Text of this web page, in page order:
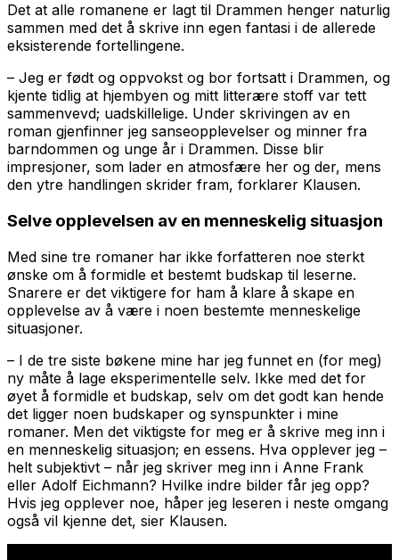
Det at alle romanene er lagt til Drammen henger naturlig
sammen med det å skrive inn egen fantasi i de allerede
eksisterende fortellingene.
– Jeg er født og oppvokst og bor fortsatt i Drammen, og
kjente tidlig at hjembyen og mitt litterære stoff var tett
sammenvevd; uadskillelige. Under skrivingen av en
roman gjenfinner jeg sanseopplevelser og minner fra
barndommen og unge år i Drammen. Disse blir
impresjoner, som lader en atmosfære her og der, mens
den ytre handlingen skrider fram, forklarer Klausen.
Selve opplevelsen av en menneskelig situasjon
Med sine tre romaner har ikke forfatteren noe sterkt
ønske om å formidle et bestemt budskap til leserne.
Snarere er det viktigere for ham å klare å skape en
opplevelse av å være i noen bestemte menneskelige
situasjoner.
– I de tre siste bøkene mine har jeg funnet en (for meg)
ny måte å lage eksperimentelle selv. Ikke med det for
øyet å formidle et budskap, selv om det godt kan hende
det ligger noen budskaper og synspunkter i mine
romaner. Men det viktigste for meg er å skrive meg inn i
en menneskelig situasjon; en essens. Hva opplever jeg –
helt subjektivt – når jeg skriver meg inn i Anne Frank
eller Adolf Eichmann? Hvilke indre bilder får jeg opp?
Hvis jeg opplever noe, håper jeg leseren i neste omgang
også vil kjenne det, sier Klausen.